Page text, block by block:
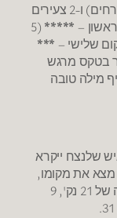
בכל שבוע נציג 3 ישראלים, 3 זרים (ומתאזרחים) ו-2 צעירים
*****
(5
***
בטקס מרגש
מילה טובה
שלנצח ייקרא
מצא את מקומו,
כמבוגר האחראי בהרצליה עם שיא קריירה של 21 נק', 9